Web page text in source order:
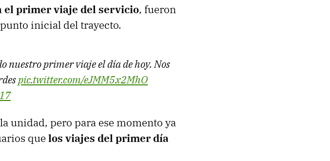
el primer viaje del servicio, fueron
inicial del trayecto.
nuestro primer viaje el día de hoy. Nos
pic.twitter.com/eJMM5x2MhO
unidad, pero para ese momento ya
quelos viajes del primer día